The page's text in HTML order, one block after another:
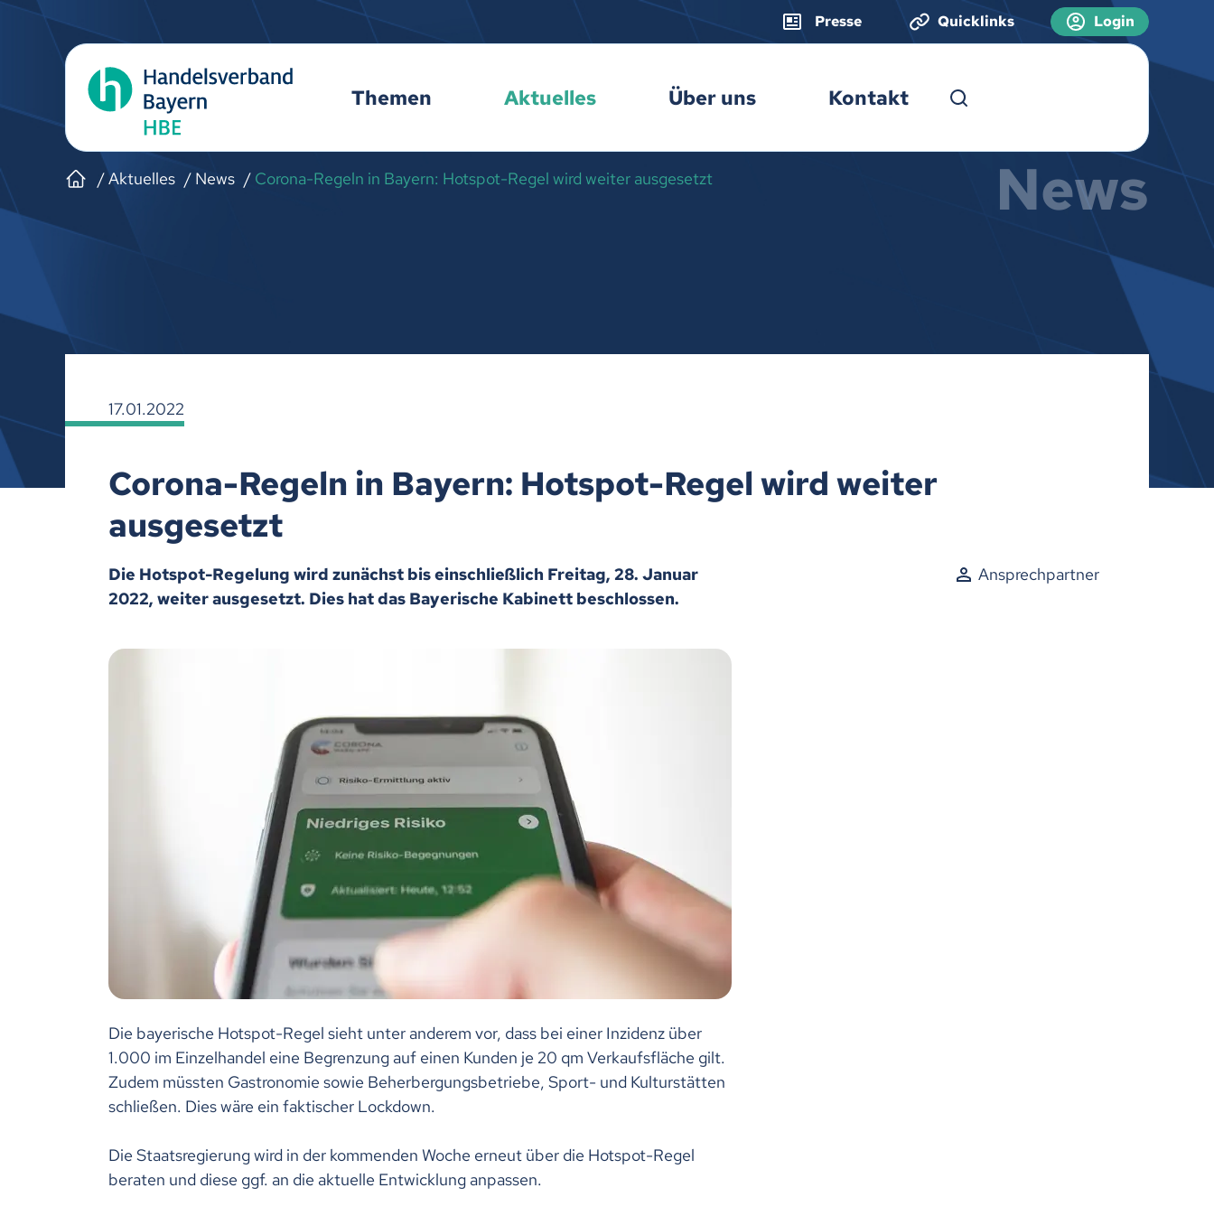
Presse Quicklinks Login
Themen Aktuelles Über uns Kontakt
Aktuelles News Corona-Regeln in Bayern: Hotspot-Regel wird weiter ausgesetzt News
17.01.2022
Corona-Regeln in Bayern: Hotspot-Regel wird weiter
ausgesetzt
Die Hotspot-Regelung wird zunächst bis einschließlich Freitag, 28. Januar
2022, weiter ausgesetzt. Dies hat das Bayerische Kabinett beschlossen.
Ansprechpartner
Die bayerische Hotspot-Regel sieht unter anderem vor, dass bei einer Inzidenz über
1.000 im Einzelhandel eine Begrenzung auf einen Kunden je 20 qm Verkaufsfläche gilt.
Zudem müssten Gastronomie sowie Beherbergungsbetriebe, Sport- und Kulturstätten
schließen. Dies wäre ein faktischer Lockdown.
Die Staatsregierung wird in der kommenden Woche erneut über die Hotspot-Regel
beraten und diese ggf. an die aktuelle Entwicklung anpassen.